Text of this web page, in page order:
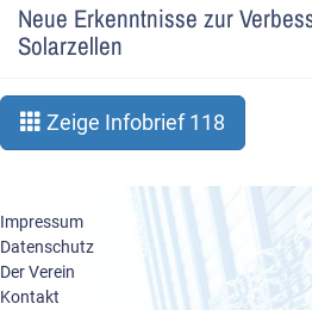
Neue Erkenntnisse zur
Solarzellen
Zeige Infobrief 118
Impressum
Datenschutz
Der Verein
Kontakt